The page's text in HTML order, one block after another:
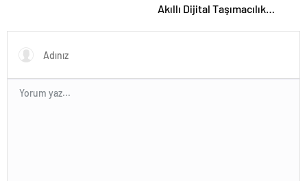
Akıllı Dijital Taşımacılık